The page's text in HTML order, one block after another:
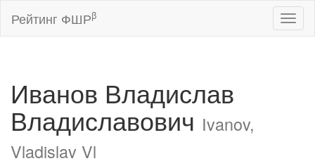
Рейтинг ФШРβ
Иванов Владислав
Владиславович Ivanov,
Vladislav Vl